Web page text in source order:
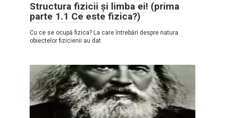
Structura fizicii și limba ei! (prima
parte 1.1 Ce este fizica?)
Cu ce se ocupă fizica? La care întrebări despre natura
obiectelor fizicienii au dat